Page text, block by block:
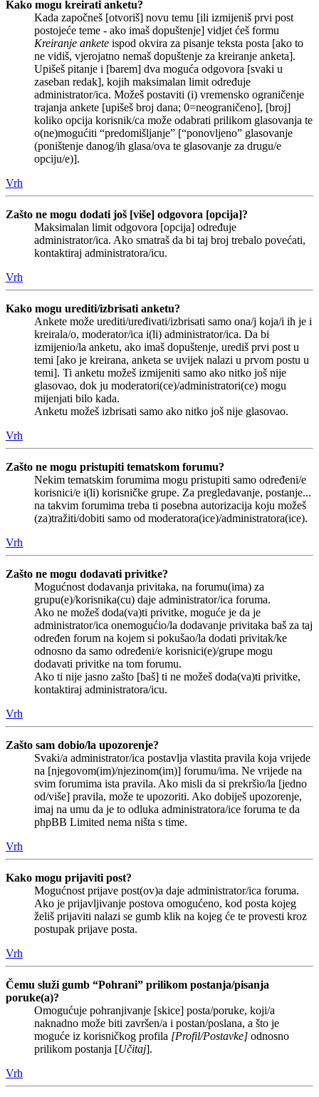
Kako mogu kreirati anketu?
Kada započneš [otvoriš] novu temu [ili izmijeniš prvi post
postojeće teme - ako imaš dopuštenje] vidjet ćeš formu
Kreiranje ankete ispod okvira za pisanje teksta posta [ako to
ne vidiš, vjerojatno nemaš dopuštenje za kreiranje anketa].
Upišeš pitanje i [barem] dva moguća odgovora [svaki u
zaseban redak], kojih maksimalan limit određuje
administrator/ica. Možeš postaviti (i) vremensko ograničenje
trajanja ankete [upišeš broj dana; 0=neograničeno], [broj]
koliko opcija korisnik/ca može odabrati prilikom glasovanja te
o(ne)mogućiti “predomišljanje” [“ponovljeno” glasovanje
(poništenje danog/ih glasa/ova te glasovanje za drugu/e
opciju/e)].
Vrh
Zašto ne mogu dodati još [više] odgovora [opcija]?
Maksimalan limit odgovora [opcija] određuje
administrator/ica. Ako smatraš da bi taj broj trebalo povećati,
kontaktiraj administratora/icu.
Vrh
Kako mogu urediti/izbrisati anketu?
Ankete može urediti/uređivati/izbrisati samo ona/j koja/i ih je i
kreirala/o, moderator/ica i(li) administrator/ica. Da bi
izmijenio/la anketu, ako imaš dopuštenje, urediš prvi post u
temi [ako je kreirana, anketa se uvijek nalazi u prvom postu u
temi]. Ti anketu možeš izmijeniti samo ako nitko još nije
glasovao, dok ju moderatori(ce)/administratori(ce) mogu
mijenjati bilo kada.
Anketu možeš izbrisati samo ako nitko još nije glasovao.
Vrh
Zašto ne mogu pristupiti tematskom forumu?
Nekim tematskim forumima mogu pristupiti samo određeni/e
korisnici/e i(li) korisničke grupe. Za pregledavanje, postanje...
na takvim forumima treba ti posebna autorizacija koju možeš
(za)tražiti/dobiti samo od moderatora(ice)/administratora(ice).
Vrh
Zašto ne mogu dodavati privitke?
Mogućnost dodavanja privitaka, na forumu(ima) za
grupu(e)/korisnika(cu) daje administrator/ica foruma.
Ako ne možeš doda(va)ti privitke, moguće je da je
administrator/ica onemogućio/la dodavanje privitaka baš za taj
određen forum na kojem si pokušao/la dodati privitak/ke
odnosno da samo određeni/e korisnici(e)/grupe mogu
dodavati privitke na tom forumu.
Ako ti nije jasno zašto [baš] ti ne možeš doda(va)ti privitke,
kontaktiraj administratora/icu.
Vrh
Zašto sam dobio/la upozorenje?
Svaki/a administrator/ica postavlja vlastita pravila koja vrijede
na [njegovom(im)/njezinom(im)] forumu/ima. Ne vrijede na
svim forumima ista pravila. Ako misli da si prekršio/la [jedno
od/više] pravila, može te upozoriti. Ako dobiješ upozorenje,
imaj na umu da je to odluka administratora/ice foruma te da
phpBB Limited nema ništa s time.
Vrh
Kako mogu prijaviti post?
Mogućnost prijave post(ov)a daje administrator/ica foruma.
Ako je prijavljivanje postova omogućeno, kod posta kojeg
želiš prijaviti nalazi se gumb klik na kojeg će te provesti kroz
postupak prijave posta.
Vrh
Čemu služi gumb “Pohrani” prilikom postanja/pisanja
poruke(a)?
Omogućuje pohranjivanje [skice] posta/poruke, koji/a
naknadno može biti završen/a i postan/poslana, a što je
moguće iz korisničkog profila [Profil/Postavke] odnosno
prilikom postanja [Učitaj].
Vrh